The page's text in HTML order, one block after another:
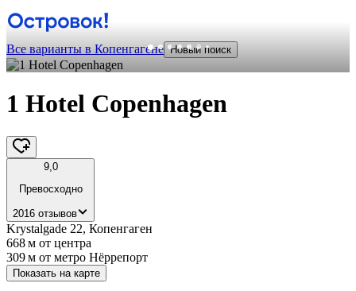
Все варианты в Копенгагене Новый поиск
1 Hotel Copenhagen
9,0
Превосходно
2016 отзывов
Krystalgade 22, Копенгаген
668 м от центра
309 м от метро Нёррепорт
Показать на карте